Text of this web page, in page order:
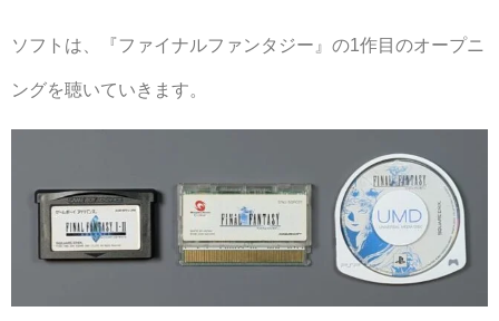
ソフトは、『ファイナルファンタジー』の1作目のオープニ
ングを聴いていきます。